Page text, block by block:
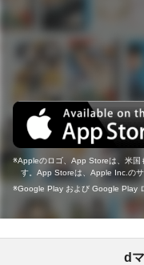
Appleのロゴ、App Storeは、米国
す。App Storeは、Apple Inc.のサ
Google Play および Google Play
d